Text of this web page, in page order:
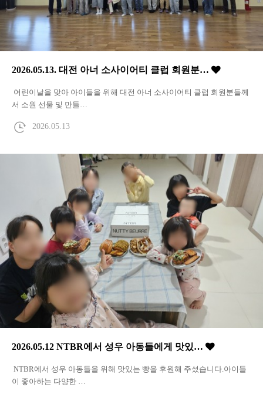
2026.05.13. 대전 아너 소사이어티 클럽 회원분…
어린이날을 맞아 아이들을 위해 대전 아너 소사이어티 클럽 회원분들께
서 소원 선물 및 만들…
2026.05.13
2026.05.12 NTBR에서 성우 아동들에게 맛있…
NTBR에서 성우 아동들을 위해 맛있는 빵을 후원해 주셨습니다.아이들
이 좋아하는 다양한 …